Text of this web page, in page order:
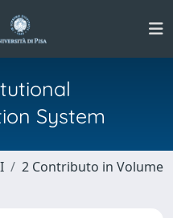
System
2 Contributo in Volume